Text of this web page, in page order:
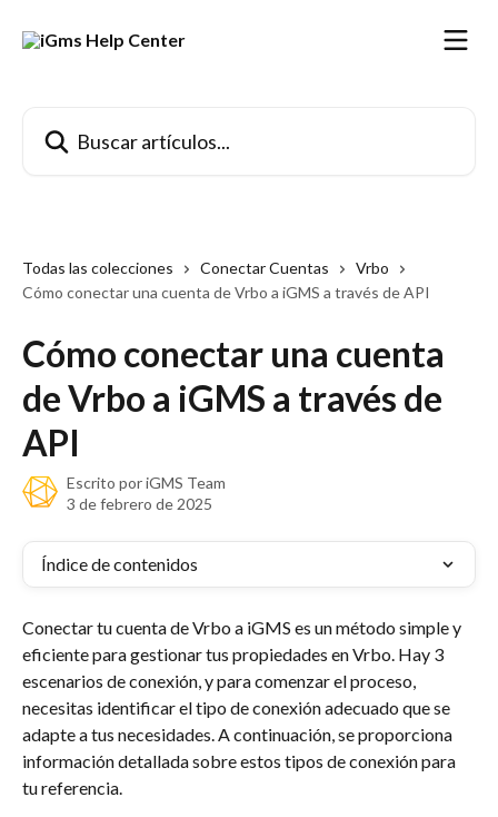
Todas las colecciones Conectar Cuentas
Vrbo
Cómo conectar una cuenta de Vrbo a iGMS a través de API
Cómo conectar una cuenta
de Vrbo a iGMS a través de
API
Escrito poriGMS Team
3 de febrero de 2025
Índice de contenidos
Conectar tu cuenta de Vrbo a iGMS es un método simple y
eficiente para gestionar tus propiedades en Vrbo. Hay 3
escenarios de conexión, y para comenzar el proceso,
necesitas identificar el tipo de conexión adecuado que se
adapte a tus necesidades. A continuación, se proporciona
información detallada sobre estos tipos de conexión para
tu referencia.